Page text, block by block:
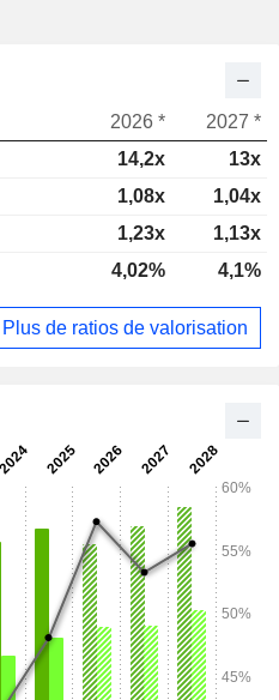
2026 *
2027 *
14,2x
13x
1,08x
1,04x
1,23x
1,13x
4,02% 4,1%
Plus de ratios de valorisation